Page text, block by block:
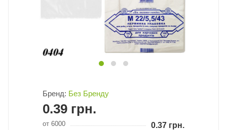
Бренд: Без Бренду
0.39 грн.
от 6000 0.37 грн.